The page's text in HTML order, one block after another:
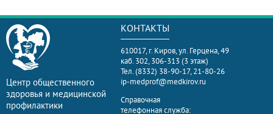
Центр общественного
здоровья и медицинской
профилактики
КОНТАКТЫ
610017, г. Киров, ул. Герцена, 49
каб. 302, 306-313 (3 этаж)
Тел. (8332) 38-90-17, 21-80-26
ip-medprof@medkirov.ru
Справочная
телефонная служба: